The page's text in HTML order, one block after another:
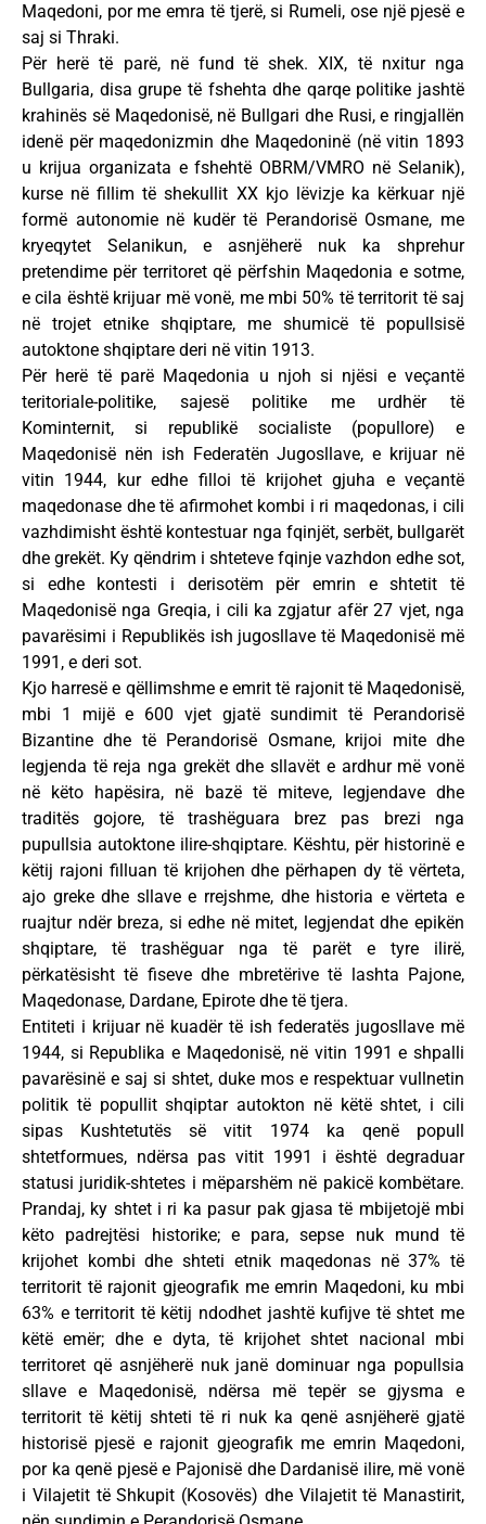
Maqedoni, por me emra të tjerë, si Rumeli, ose një pjesë e
saj si Thraki.
Për herë të parë, në fund të shek. XIX, të nxitur nga
Bullgaria, disa grupe të fshehta dhe qarqe politike jashtë
krahinës së Maqedonisë, në Bullgari dhe Rusi, e ringjallën
idenë për maqedonizmin dhe Maqedoninë (në vitin 1893
u krijua organizata e fshehtë OBRM/VMRO në Selanik),
kurse në fillim të shekullit XX kjo lëvizje ka kërkuar një
formë autonomie në kudër të Perandorisë Osmane, me
kryeqytet Selanikun, e asnjëherë nuk ka shprehur
pretendime për territoret që përfshin Maqedonia e sotme,
e cila është krijuar më vonë, me mbi 50% të territorit të saj
në trojet etnike shqiptare, me shumicë të popullsisë
autoktone shqiptare deri në vitin 1913.
Për herë të parë Maqedonia u njoh si njësi e veçantë
teritoriale-politike, sajesë politike me urdhër të
Kominternit, si republikë socialiste (popullore) e
Maqedonisë nën ish Federatën Jugosllave, e krijuar në
vitin 1944, kur edhe filloi të krijohet gjuha e veçantë
maqedonase dhe të afirmohet kombi i ri maqedonas, i cili
vazhdimisht është kontestuar nga fqinjët, serbët, bullgarët
dhe grekët. Ky qëndrim i shteteve fqinje vazhdon edhe sot,
si edhe kontesti i derisotëm për emrin e shtetit të
Maqedonisë nga Greqia, i cili ka zgjatur afër 27 vjet, nga
pavarësimi i Republikës ish jugosllave të Maqedonisë më
1991, e deri sot.
Kjo harresë e qëllimshme e emrit të rajonit të Maqedonisë,
mbi 1 mijë e 600 vjet gjatë sundimit të Perandorisë
Bizantine dhe të Perandorisë Osmane, krijoi mite dhe
legjenda të reja nga grekët dhe sllavët e ardhur më vonë
në këto hapësira, në bazë të miteve, legjendave dhe
traditës gojore, të trashëguara brez pas brezi nga
pupullsia autoktone ilire-shqiptare. Kështu, për historinë e
këtij rajoni filluan të krijohen dhe përhapen dy të vërteta,
ajo greke dhe sllave e rrejshme, dhe historia e vërteta e
ruajtur ndër breza, si edhe në mitet, legjendat dhe epikën
shqiptare, të trashëguar nga të parët e tyre ilirë,
përkatësisht të fiseve dhe mbretërive të lashta Pajone,
Maqedonase, Dardane, Epirote dhe të tjera.
Entiteti i krijuar në kuadër të ish federatës jugosllave më
1944, si Republika e Maqedonisë, në vitin 1991 e shpalli
pavarësinë e saj si shtet, duke mos e respektuar vullnetin
politik të popullit shqiptar autokton në këtë shtet, i cili
sipas Kushtetutës së vitit 1974 ka qenë popull
shtetformues, ndërsa pas vitit 1991 i është degraduar
statusi juridik-shtetes i mëparshëm në pakicë kombëtare.
Prandaj, ky shtet i ri ka pasur pak gjasa të mbijetojë mbi
këto padrejtësi historike; e para, sepse nuk mund të
krijohet kombi dhe shteti etnik maqedonas në 37% të
territorit të rajonit gjeografik me emrin Maqedoni, ku mbi
63% e territorit të këtij ndodhet jashtë kufijve të shtet me
këtë emër; dhe e dyta, të krijohet shtet nacional mbi
territoret që asnjëherë nuk janë dominuar nga popullsia
sllave e Maqedonisë, ndërsa më tepër se gjysma e
territorit të këtij shteti të ri nuk ka qenë asnjëherë gjatë
historisë pjesë e rajonit gjeografik me emrin Maqedoni,
por ka qenë pjesë e Pajonisë dhe Dardanisë ilire, më vonë
i Vilajetit të Shkupit (Kosovës) dhe Vilajetit të Manastirit,